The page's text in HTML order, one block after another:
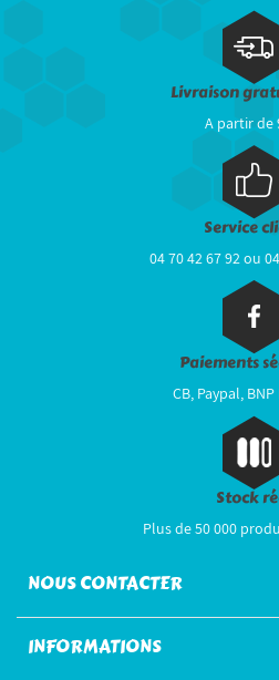
Livraison
A partir de
Service
04 70 42 67 92 ou
Paiements
CB, Paypal,
Stock
Plus de 50 000
NOUS CONTACTER
INFORMATIONS